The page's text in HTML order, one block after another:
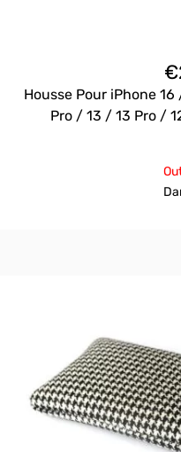
€
Housse Pour iPhone
Pro / 13 / 13 Pro /